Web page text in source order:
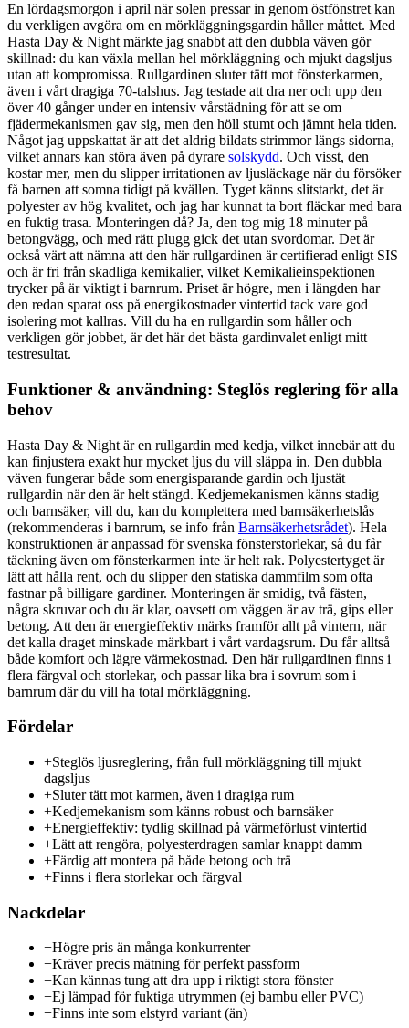
En lördagsmorgon i april när solen pressar in genom östfönstret kan
du verkligen avgöra om en mörkläggningsgardin håller måttet. Med
Hasta Day & Night märkte jag snabbt att den dubbla väven gör
skillnad: du kan växla mellan hel mörkläggning och mjukt dagsljus
utan att kompromissa. Rullgardinen sluter tätt mot fönsterkarmen,
även i vårt dragiga 70-talshus. Jag testade att dra ner och upp den
över 40 gånger under en intensiv vårstädning för att se om
fjädermekanismen gav sig, men den höll stumt och jämnt hela tiden.
Något jag uppskattat är att det aldrig bildats strimmor längs sidorna,
vilket annars kan störa även på dyrare solskydd. Och visst, den
kostar mer, men du slipper irritationen av ljusläckage när du försöker
få barnen att somna tidigt på kvällen. Tyget känns slitstarkt, det är
polyester av hög kvalitet, och jag har kunnat ta bort fläckar med bara
en fuktig trasa. Monteringen då? Ja, den tog mig 18 minuter på
betongvägg, och med rätt plugg gick det utan svordomar. Det är
också värt att nämna att den här rullgardinen är certifierad enligt SIS
och är fri från skadliga kemikalier, vilket Kemikalieinspektionen
trycker på är viktigt i barnrum. Priset är högre, men i längden har
den redan sparat oss på energikostnader vintertid tack vare god
isolering mot kallras. Vill du ha en rullgardin som håller och
verkligen gör jobbet, är det här det bästa gardinvalet enligt mitt
testresultat.
Funktioner & användning: Steglös reglering för alla
behov
Hasta Day & Night är en rullgardin med kedja, vilket innebär att du
kan finjustera exakt hur mycket ljus du vill släppa in. Den dubbla
väven fungerar både som energisparande gardin och ljustät
rullgardin när den är helt stängd. Kedjemekanismen känns stadig
och barnsäker, vill du, kan du komplettera med barnsäkerhetslås
(rekommenderas i barnrum, se info från Barnsäkerhetsrådet). Hela
konstruktionen är anpassad för svenska fönsterstorlekar, så du får
täckning även om fönsterkarmen inte är helt rak. Polyestertyget är
lätt att hålla rent, och du slipper den statiska dammfilm som ofta
fastnar på billigare gardiner. Monteringen är smidig, två fästen,
några skruvar och du är klar, oavsett om väggen är av trä, gips eller
betong. Att den är energieffektiv märks framför allt på vintern, när
det kalla draget minskade märkbart i vårt vardagsrum. Du får alltså
både komfort och lägre värmekostnad. Den här rullgardinen finns i
flera färgval och storlekar, och passar lika bra i sovrum som i
barnrum där du vill ha total mörkläggning.
Fördelar
+Steglös ljusreglering, från full mörkläggning till mjukt
dagsljus
+Sluter tätt mot karmen, även i dragiga rum
+Kedjemekanism som känns robust och barnsäker
+Energieffektiv: tydlig skillnad på värmeförlust vintertid
+Lätt att rengöra, polyesterdragen samlar knappt damm
+Färdig att montera på både betong och trä
+Finns i flera storlekar och färgval
Nackdelar
−Högre pris än många konkurrenter
−Kräver precis mätning för perfekt passform
−Kan kännas tung att dra upp i riktigt stora fönster
−Ej lämpad för fuktiga utrymmen (ej bambu eller PVC)
−Finns inte som elstyrd variant (än)